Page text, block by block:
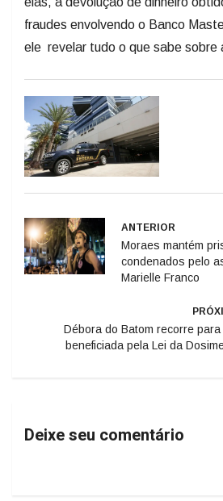
fraudes envolvendo o Banco
ele revelar tudo o que sabe sobre
ANTERIOR
Moraes mantém
condenados pelo
Marielle Franco
Débora do Batom recorre
beneficiada pela Lei da
Deixe seu comentário